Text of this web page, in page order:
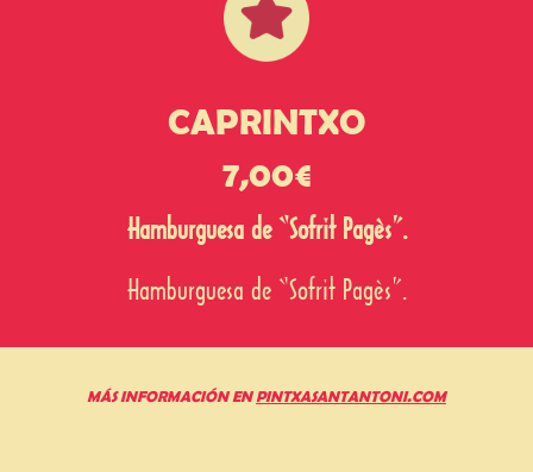
CAPRINTXO
7,00€
Hamburguesa de “Sofrit Pagès”.
Hamburguesa de “Sofrit Pagès”.
MÁS INFORMACIÓN ENPINTXASANTANTONI.COM